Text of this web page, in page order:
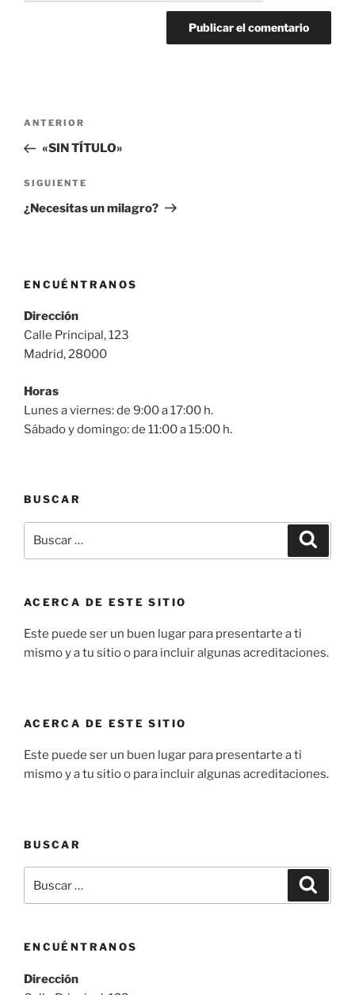
Navegación
entradas
Entrada
anterior:
ANTERIOR
«SIN TÍTULO»
Siguiente
entrada
SIGUIENTE
¿Necesitas un milagro?
ENCUÉNTRANOS
Dirección
Calle Principal, 123
Madrid, 28000
Horas
Lunes a viernes: de 9:00 a 17:00 h.
Sábado y domingo: de 11:00 a 15:00 h.
BUSCAR
por:
ACERCA DE ESTE SITIO
Este puede ser un buen lugar para presentarte a ti
mismo y a tu sitio o para incluir algunas acreditaciones.
ACERCA DE ESTE SITIO
Este puede ser un buen lugar para presentarte a ti
mismo y a tu sitio o para incluir algunas acreditaciones.
BUSCAR
por:
ENCUÉNTRANOS
Dirección